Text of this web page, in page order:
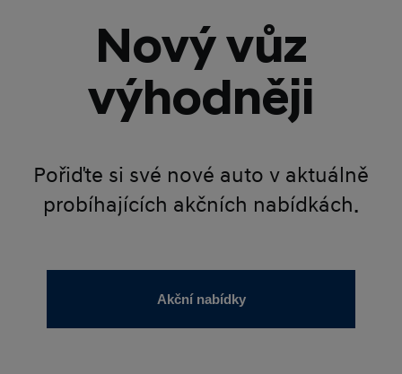
Nový vůz
výhodněji
Pořiďte si své nové auto v aktuálně
probíhajících akčních nabídkách.
Akční nabídky